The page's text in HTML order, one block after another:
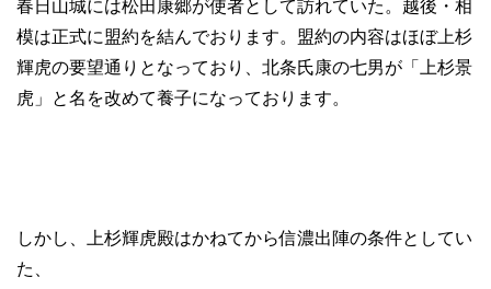
春日山城には松田康郷が使者として訪れていた。越後・相
模は正式に盟約を結んでおります。盟約の内容はほぼ上杉
輝虎の要望通りとなっており、北条氏康の七男が「上杉景
虎」と名を改めて養子になっております。
しかし、上杉輝虎殿はかねてから信濃出陣の条件としてい
た、